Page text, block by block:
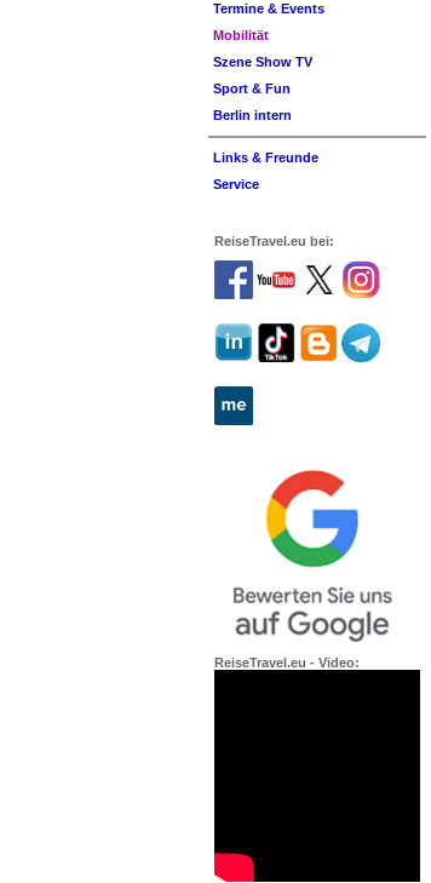
Termine & Events
Mobilität
Szene Show TV
Sport & Fun
Berlin intern
Links & Freunde
Service
ReiseTravel.eu bei:
ReiseTravel.eu - Video: